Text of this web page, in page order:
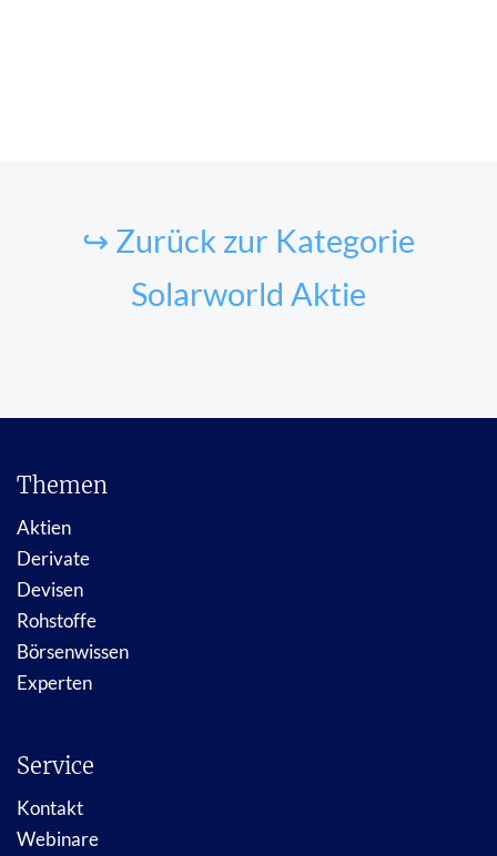
↪ Zurück zur Kategorie
Solarworld Aktie
Themen
Aktien
Derivate
Devisen
Rohstoffe
Börsenwissen
Experten
Service
Kontakt
Webinare